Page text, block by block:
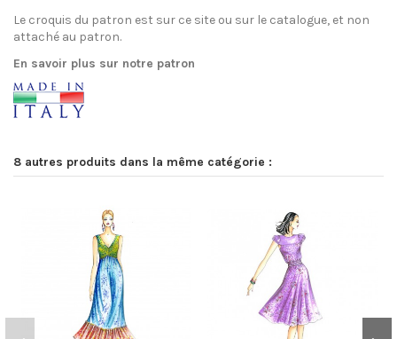
Le croquis du patron est sur ce site ou sur le catalogue, et non
attaché au patron.
En savoir plus sur notre patron
8 autres produits dans la même catégorie :